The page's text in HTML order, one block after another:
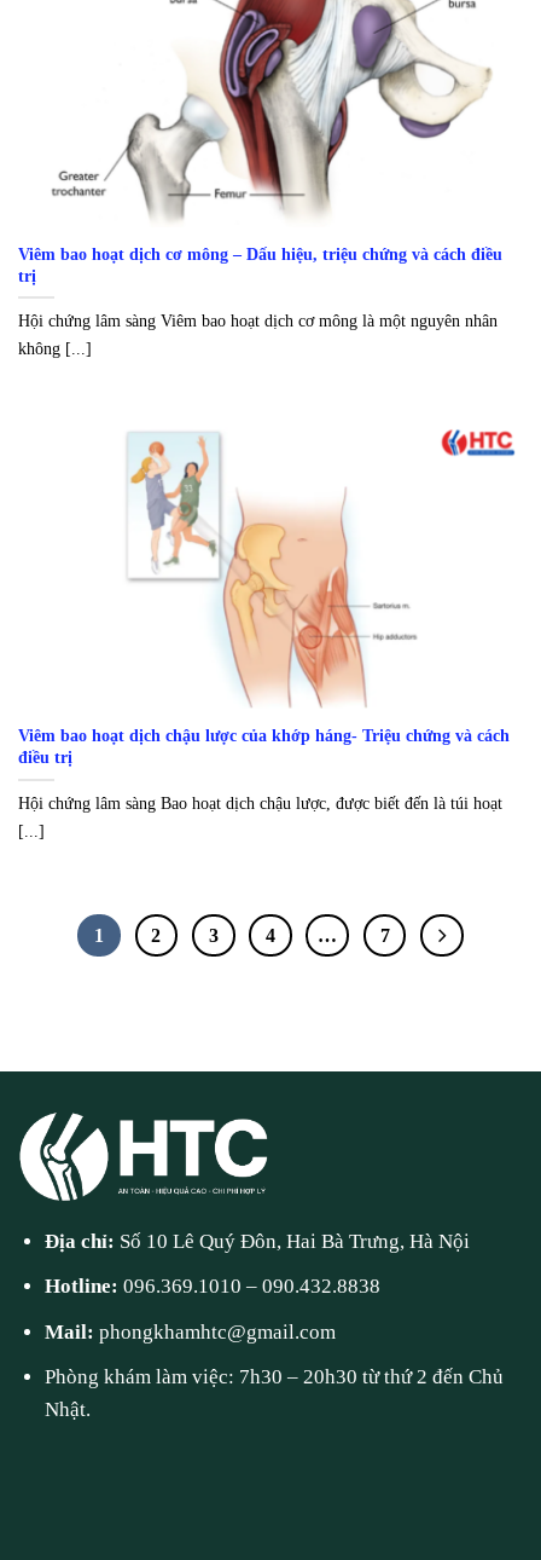
Viêm bao hoạt dịch cơ mông – Dấu hiệu, triệu chứng và cách điều
trị
Hội chứng lâm sàng Viêm bao hoạt dịch cơ mông là một nguyên nhân
không [...]
Viêm bao hoạt dịch chậu lược của khớp háng- Triệu chứng và cách
điều trị
Hội chứng lâm sàng Bao hoạt dịch chậu lược, được biết đến là túi hoạt
[...]
1 2 3 4 … 7
Địa chỉ: Số 10 Lê Quý Đôn, Hai Bà Trưng, Hà Nội
Hotline:096.369.1010 –090.432.8838
Mail:phongkhamhtc@gmail.com
Phòng khám làm việc: 7h30 – 20h30 từ thứ 2 đến Chủ
Nhật.